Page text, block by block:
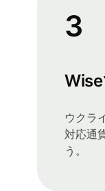
3
Wise
ウクラ
対応通
う。